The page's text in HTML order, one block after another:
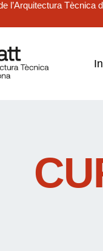
l’Arquitectura Tècnica